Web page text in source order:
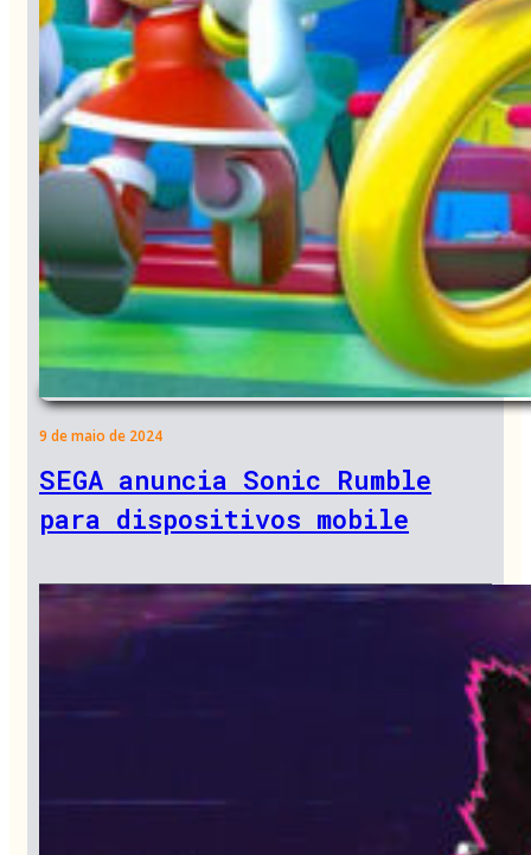
9 de maio de 2024
SEGA anuncia Sonic Rumble
para dispositivos mobile